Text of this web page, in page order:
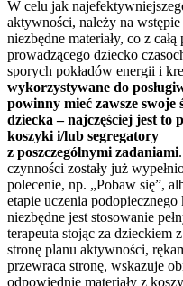
W celu jak
aktywności, należy na
niezbędne materiały, co z
prowadzącego dziecko
sporych pokładów energii i
wykorzystywane do
powinny mieć zawsze swoje
dziecka – najczęściej jest to
koszyki i/lub segregatory
z poszczególnymi zadaniami
czynności zostały już
polecenie, np. „Pobaw się”,
etapie uczenia
niezbędne jest stosowanie
terapeuta stojąc za dzieckiem
stronę planu aktywności,
przewraca stronę, wskazuje
odpowiednie materiały z